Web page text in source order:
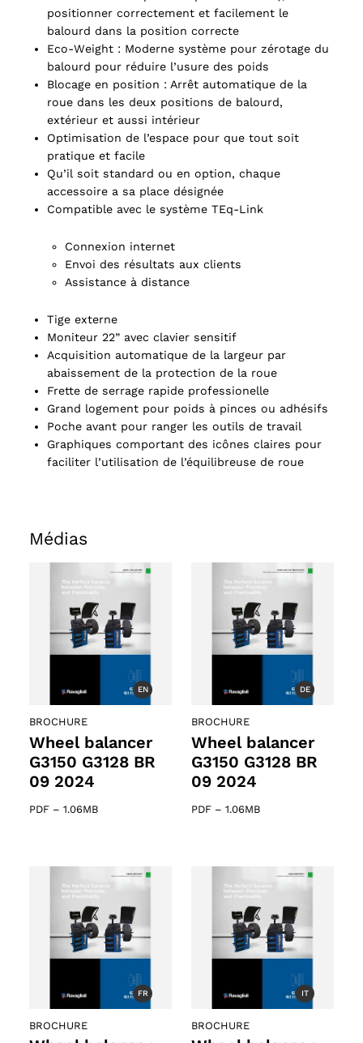
positionner correctement et facilement le
balourd dans la position correcte
Eco-Weight : Moderne système pour zérotage du
balourd pour réduire l’usure des poids
Blocage en position : Arrêt automatique de la
roue dans les deux positions de balourd,
extérieur et aussi intérieur
Optimisation de l’espace pour que tout soit
pratique et facile
Qu’il soit standard ou en option, chaque
accessoire a sa place désignée
Compatible avec le système TEq-Link
Connexion internet
Envoi des résultats aux clients
Assistance à distance
Tige externe
Moniteur 22” avec clavier sensitif
Acquisition automatique de la largeur par
abaissement de la protection de la roue
Frette de serrage rapide professionelle
Grand logement pour poids à pinces ou adhésifs
Poche avant pour ranger les outils de travail
Graphiques comportant des icônes claires pour
faciliter l’utilisation de l’équilibreuse de roue
Médias
EN
BROCHURE
Wheel balancer
G3150 G3128 BR
09 2024
PDF – 1.06MB
DE
BROCHURE
Wheel balancer
G3150 G3128 BR
09 2024
PDF – 1.06MB
FR
BROCHURE
IT
BROCHURE